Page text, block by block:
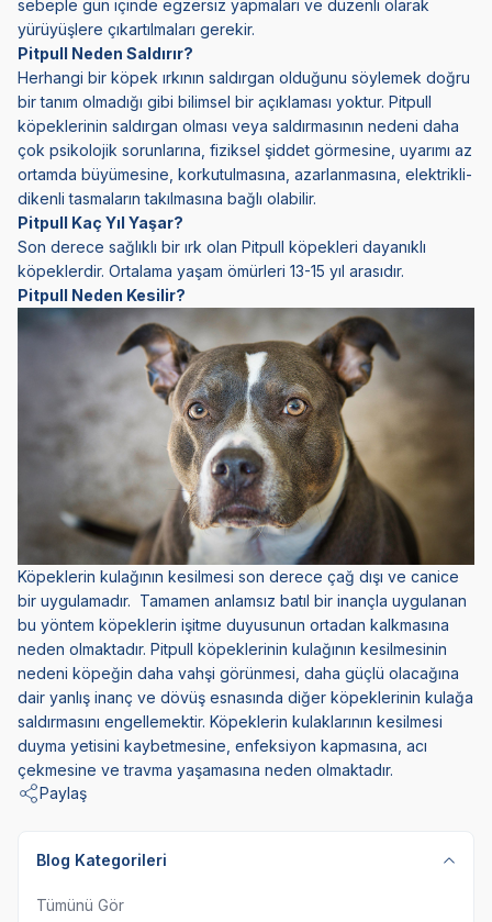
sebeple gün içinde egzersiz yapmaları ve düzenli olarak
yürüyüşlere çıkartılmaları gerekir.
Pitpull Neden Saldırır?
Herhangi bir köpek ırkının saldırgan olduğunu söylemek doğru
bir tanım olmadığı gibi bilimsel bir açıklaması yoktur. Pitpull
köpeklerinin saldırgan olması veya saldırmasının nedeni daha
çok psikolojik sorunlarına, fiziksel şiddet görmesine, uyarımı az
ortamda büyümesine, korkutulmasına, azarlanmasına, elektrikli-
dikenli tasmaların takılmasına bağlı olabilir.
Pitpull Kaç Yıl Yaşar?
Son derece sağlıklı bir ırk olan Pitpull köpekleri dayanıklı
köpeklerdir. Ortalama yaşam ömürleri 13-15 yıl arasıdır.
Pitpull Neden Kesilir?
Köpeklerin kulağının kesilmesi son derece çağ dışı ve canice
bir uygulamadır. Tamamen anlamsız batıl bir inançla uygulanan
bu yöntem köpeklerin işitme duyusunun ortadan kalkmasına
neden olmaktadır. Pitpull köpeklerinin kulağının kesilmesinin
nedeni köpeğin daha vahşi görünmesi, daha güçlü olacağına
dair yanlış inanç ve dövüş esnasında diğer köpeklerinin kulağa
saldırmasını engellemektir. Köpeklerin kulaklarının kesilmesi
duyma yetisini kaybetmesine, enfeksiyon kapmasına, acı
çekmesine ve travma yaşamasına neden olmaktadır.
Paylaş
Blog Kategorileri
Tümünü Gör